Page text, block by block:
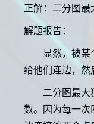
正解：二分图最
解题报告：
显然，被某
给他们连边，然
二分图最大
数。因为每一